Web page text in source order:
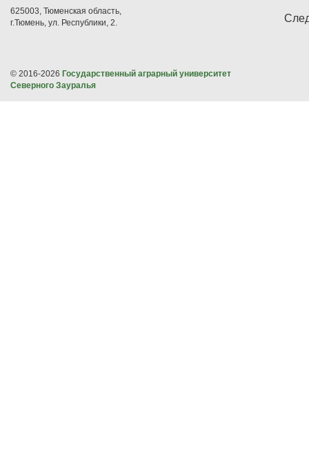
625003, Тюменская область,
г.Тюмень, ул. Республики, 2.
© 2016-2026 Государственный аграрный университет
Северного Зауралья